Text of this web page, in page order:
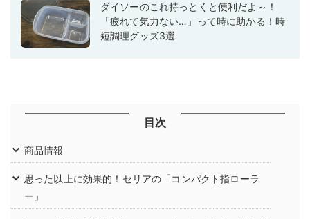
ダイソーのこれ持っとくと便利だよ～！
「疲れて気力ない…」って時に助かる！時
短調理グッズ3選
目次
商品情報
思った以上に効果的！セリアの「コンパクト指ローラ
ー」